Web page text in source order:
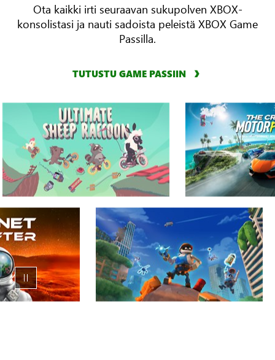
Ota kaikki irti seuraavan sukupolven XBOX-
konsolistasi ja nauti sadoista peleistä XBOX Game
Passilla.
TUTUSTU GAME PASSIIN